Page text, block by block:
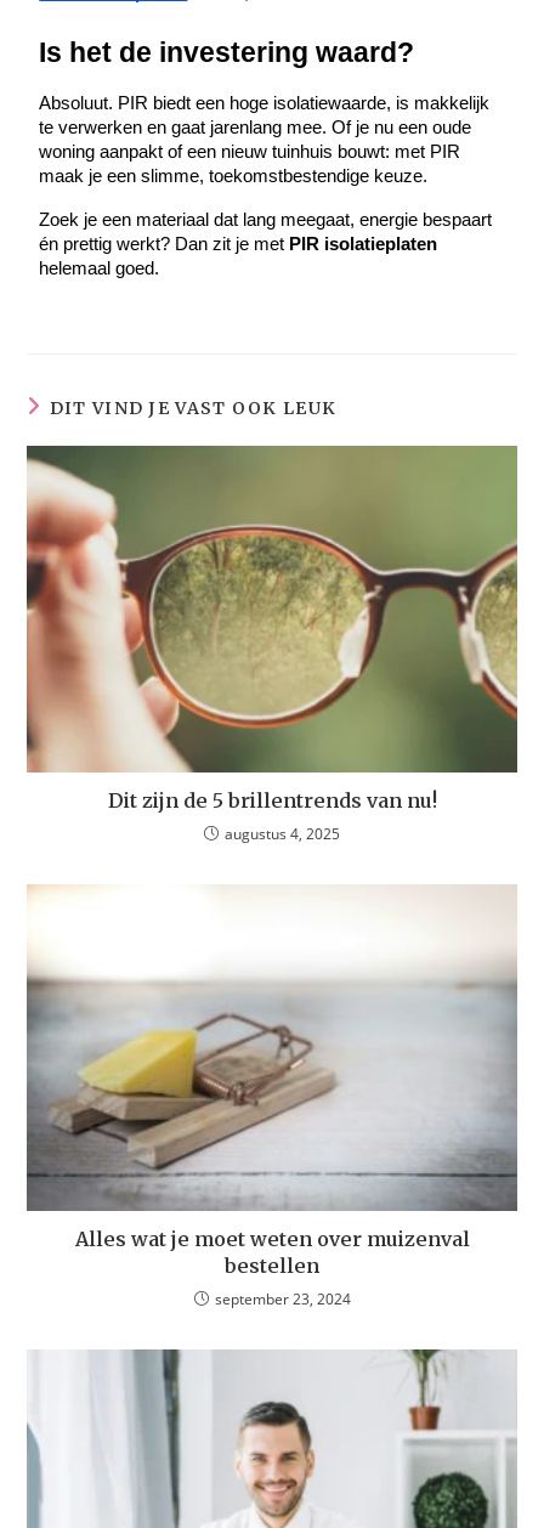
Is het de investering waard?
Absoluut. PIR biedt een hoge isolatiewaarde, is makkelijk
te verwerken en gaat jarenlang mee. Of je nu een oude
woning aanpakt of een nieuw tuinhuis bouwt: met PIR
maak je een slimme, toekomstbestendige keuze.
Zoek je een materiaal dat lang meegaat, energie bespaart
én prettig werkt? Dan zit je met PIR isolatieplaten
helemaal goed.
DIT VIND JE VAST OOK LEUK
Dit zijn de 5 brillentrends van nu!
augustus 4, 2025
Alles wat je moet weten over muizenval
bestellen
september 23, 2024